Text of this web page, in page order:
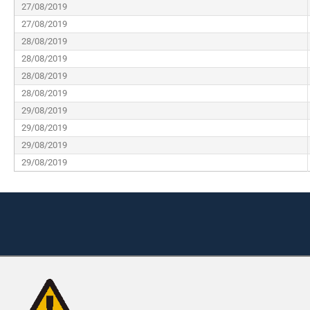
27/08/2019
27/08/2019
28/08/2019
28/08/2019
28/08/2019
28/08/2019
29/08/2019
29/08/2019
29/08/2019
29/08/2019